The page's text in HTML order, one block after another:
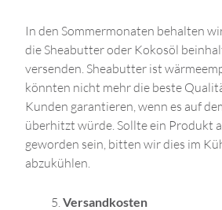
In den Sommermonaten behalten
die Sheabutter oder Kokosöl
versenden. Sheabutter ist
könnten nicht mehr die beste
Kunden garantieren, wenn es auf
überhitzt würde. Sollte ein Produkt
geworden sein, bitten wir dies im
abzukühlen.
Versandkosten